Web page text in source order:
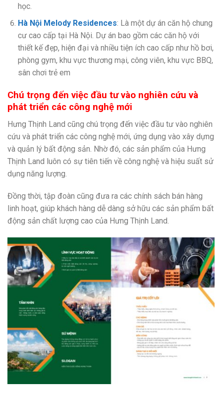
học.
Hà Nội Melody Residences: Là một dự án căn hộ chung
cư cao cấp tại Hà Nội. Dự án bao gồm các căn hộ với
thiết kế đẹp, hiện đại và nhiều tiện ích cao cấp như hồ bơi,
phòng gym, khu vực thương mại, công viên, khu vực BBQ,
sân chơi trẻ em
Chú trọng đến việc đầu tư vào nghiên cứu và
phát triển các công nghệ mới
Hưng Thịnh Land cũng chú trọng đến việc đầu tư vào nghiên
cứu và phát triển các công nghệ mới, ứng dụng vào xây dựng
và quản lý bất động sản. Nhờ đó, các sản phẩm của Hưng
Thịnh Land luôn có sự tiên tiến về công nghệ và hiệu suất sử
dụng năng lượng.
Đồng thời, tập đoàn cũng đưa ra các chính sách bán hàng
linh hoạt, giúp khách hàng dễ dàng sở hữu các sản phẩm bất
động sản chất lượng cao của Hưng Thịnh Land.